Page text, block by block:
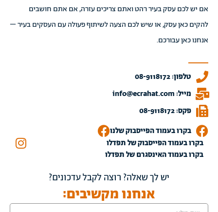
אם יש לכם עסק בעיר רהט ואתם צריכים עזרה, אם אתם חושבים
להקים כאן עסק, או שיש לכם הצעה לשיתוף פעולה עם העסקים בעיר –
אנחנו כאן עבורכם.
טלפון: 08-9118172
מייל: info@ecrahat.com
פקס: 08-9118172
בקרו בעמוד הפייסבוק שלנו
בקרו בעמוד הפייסבוק של תפדלו
בקרו בעמוד האינסגרם של תפדלו
יש לך שאלה? רוצה לקבל עדכונים?
אנחנו מקשיבים: